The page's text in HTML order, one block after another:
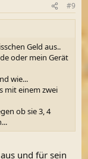
#9
Geld aus..
oder mein Gerät
wie...
mit einem zwei
ob sie 3, 4
und für sein